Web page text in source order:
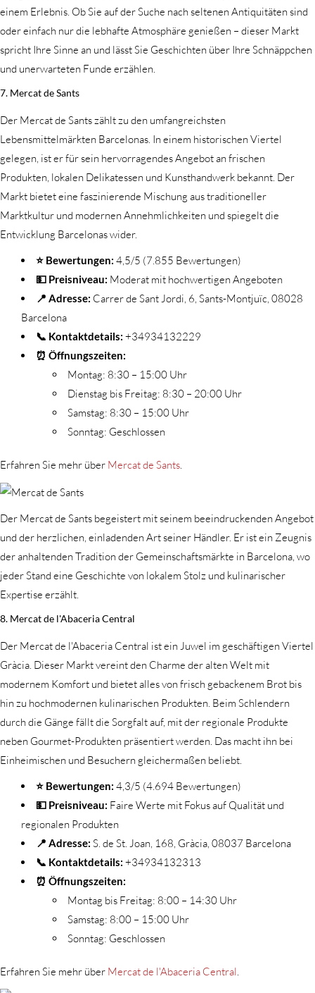
einem Erlebnis. Ob Sie auf der Suche nach seltenen Antiquitäten sind
oder einfach nur die lebhafte Atmosphäre genießen – dieser Markt
spricht Ihre Sinne an und lässt Sie Geschichten über Ihre Schnäppchen
und unerwarteten Funde erzählen.
7. Mercat de Sants
Der Mercat de Sants zählt zu den umfangreichsten
Lebensmittelmärkten Barcelonas. In einem historischen Viertel
gelegen, ist er für sein hervorragendes Angebot an frischen
Produkten, lokalen Delikatessen und Kunsthandwerk bekannt. Der
Markt bietet eine faszinierende Mischung aus traditioneller
Marktkultur und modernen Annehmlichkeiten und spiegelt die
Entwicklung Barcelonas wider.
⭐ Bewertungen: 4,5/5 (7.855 Bewertungen)
💵 Preisniveau: Moderat mit hochwertigen Angeboten
📍 Adresse: Carrer de Sant Jordi, 6, Sants-Montjuïc, 08028
Barcelona
📞 Kontaktdetails: +34934132229
⏰ Öffnungszeiten:
Montag: 8:30 – 15:00 Uhr
Dienstag bis Freitag: 8:30 – 20:00 Uhr
Samstag: 8:30 – 15:00 Uhr
Sonntag: Geschlossen
Erfahren Sie mehr über Mercat de Sants.
Der Mercat de Sants begeistert mit seinem beeindruckenden Angebot
und der herzlichen, einladenden Art seiner Händler. Er ist ein Zeugnis
der anhaltenden Tradition der Gemeinschaftsmärkte in Barcelona, wo
jeder Stand eine Geschichte von lokalem Stolz und kulinarischer
Expertise erzählt.
8. Mercat de l'Abaceria Central
Der Mercat de l'Abaceria Central ist ein Juwel im geschäftigen Viertel
Gràcia. Dieser Markt vereint den Charme der alten Welt mit
modernem Komfort und bietet alles von frisch gebackenem Brot bis
hin zu hochmodernen kulinarischen Produkten. Beim Schlendern
durch die Gänge fällt die Sorgfalt auf, mit der regionale Produkte
neben Gourmet-Produkten präsentiert werden. Das macht ihn bei
Einheimischen und Besuchern gleichermaßen beliebt.
⭐ Bewertungen: 4,3/5 (4.694 Bewertungen)
💵 Preisniveau: Faire Werte mit Fokus auf Qualität und
regionalen Produkten
📍 Adresse: S. de St. Joan, 168, Gràcia, 08037 Barcelona
📞 Kontaktdetails: +34934132313
⏰ Öffnungszeiten:
Montag bis Freitag: 8:00 – 14:30 Uhr
Samstag: 8:00 – 15:00 Uhr
Sonntag: Geschlossen
Erfahren Sie mehr über Mercat de l'Abaceria Central